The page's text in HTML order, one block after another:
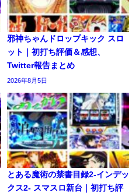
邪神ちゃんドロップキック スロ
ット｜初打ち評価＆感想、
Twitter報告まとめ
2026年8月5日
とある魔術の禁書目録2-インデッ
クス2- スマスロ新台｜初打ち評